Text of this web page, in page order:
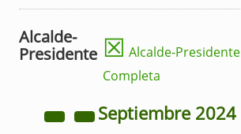
Alcalde-
Presidente ☒ Alcalde-Presidente
Completa
Septiembre 2024